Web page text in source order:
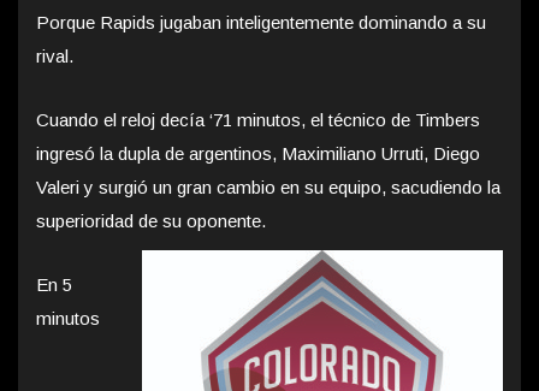
Porque Rapids jugaban inteligentemente dominando a su
rival.
Cuando el reloj decía ‘71 minutos, el técnico de Timbers
ingresó la dupla de argentinos, Maximiliano Urruti, Diego
Valeri y surgió un gran cambio en su equipo, sacudiendo la
superioridad de su oponente.
En 5
minutos